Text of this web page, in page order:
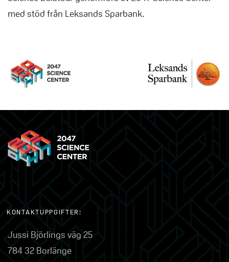
med stöd från Leksands Sparbank.
KONTAKTUPPGIFTER:
Jussi Björlings väg 25
784 32 Borlänge